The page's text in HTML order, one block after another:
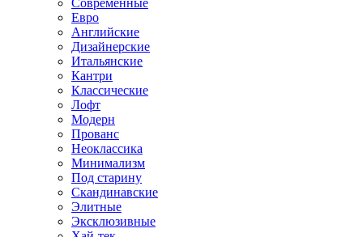
Современные
Евро
Английские
Дизайнерские
Итальянские
Кантри
Классические
Лофт
Модерн
Прованс
Неоклассика
Минимализм
Под старину
Скандинавские
Элитные
Эксклюзивные